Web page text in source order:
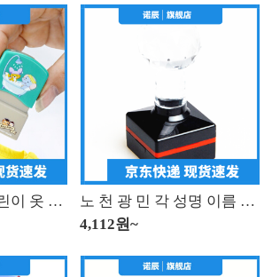
노 진 맞 춤 형 어린이 옷 도장 광 민 옷 도장 떨 음 같은 유치원 이름 붙 인 방수 세탁 물 빠짐 없 는 라 임 + 포장 박스
노 천 광 민 각 성명 이름 장 QR 코드 도장 제작 도안 장 장서가 정방형 도장 사인 제작 30 * 30mm
4,112원~